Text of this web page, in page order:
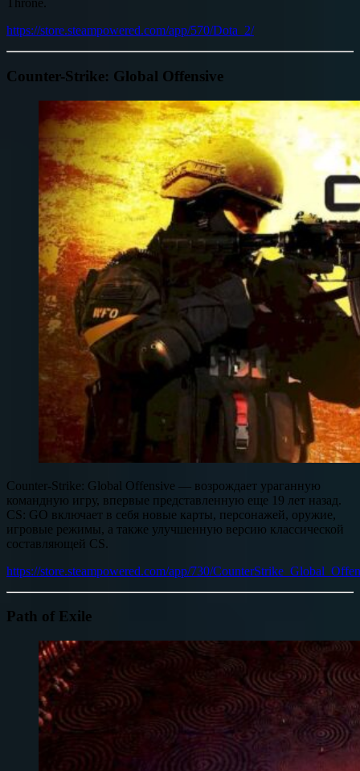
Throne.
https://store.steampowered.com/app/570/Dota_2/
Counter-Strike: Global Offensive
Counter-Strike: Global Offensive — возрождает ураганную
командную игру, впервые представленную еще 19 лет назад.
CS: GO включает в себя новые карты, персонажей, оружие,
игровые режимы, а также улучшенную версию классической
составляющей CS.
https://store.steampowered.com/app/730/
Path of Exile